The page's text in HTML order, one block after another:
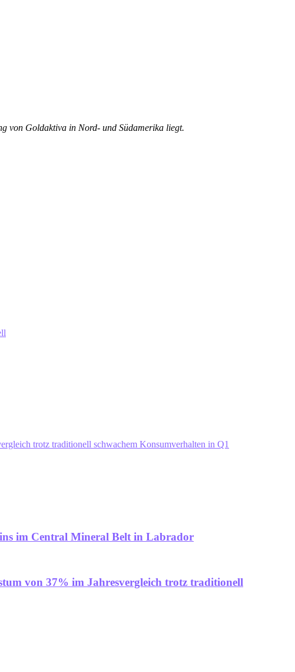
von Goldaktiva in Nord- und Südamerika liegt.
trotz traditionell schwachem Konsumverhalten in Q1
im Central Mineral Belt in Labrador
von 37% im Jahresvergleich trotz traditionell